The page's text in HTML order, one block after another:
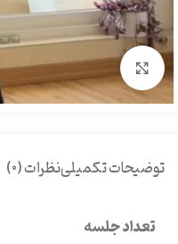
بزرگنمایی تصویر
توضیحات تکمیلینظرات (0)
تعداد جلسه